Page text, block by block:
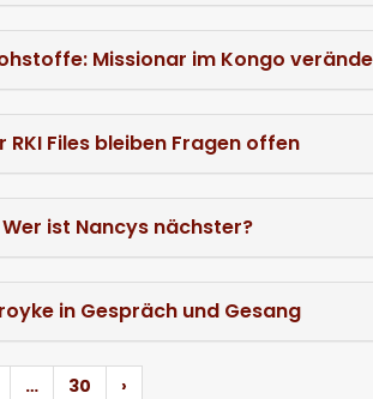
Missionar im Kongo
Files bleiben Fragen offen
ist Nancys nächster?
in Gespräch und Gesang
… 30 ›